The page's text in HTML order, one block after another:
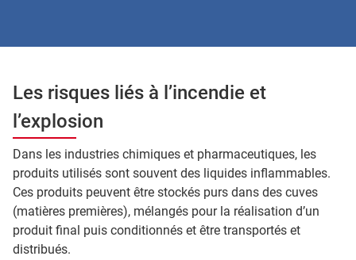
Les risques liés à l’incendie et
l’explosion
Dans les industries chimiques et pharmaceutiques, les
produits utilisés sont souvent des liquides inflammables.
Ces produits peuvent être stockés purs dans des cuves
(matières premières), mélangés pour la réalisation d’un
produit final puis conditionnés et être transportés et
distribués.